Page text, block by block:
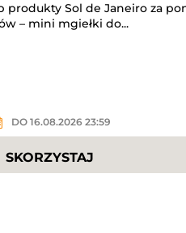
produkty Sol de Janeiro za
– mini mgiełki do...
DO 16.08.2026 23:59
SKORZYSTAJ